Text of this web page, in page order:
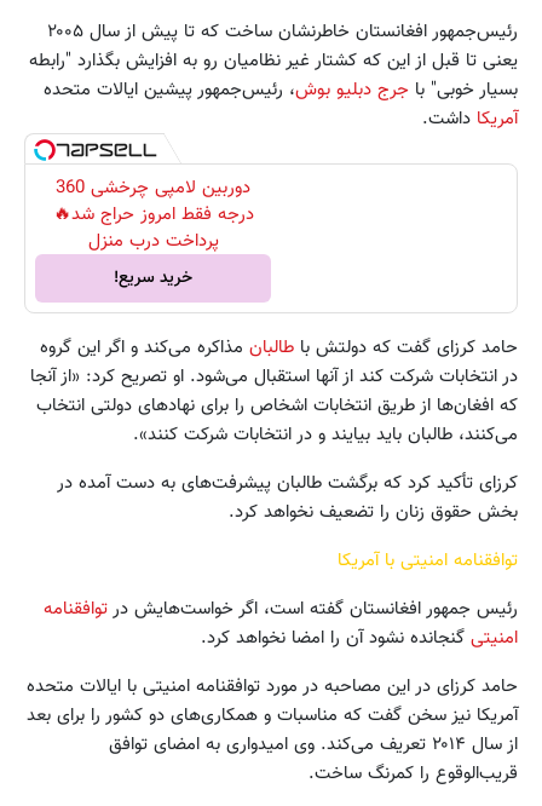
رئیس‌جمهور افغانستان خاطرنشان ساخت که تا پیش از سال ۲۰۰۵
یعنی تا قبل از این که کشتار غیر نظامیان رو به افزایش بگذارد "رابطه
بسیار خوبی" با جرج دبلیو بوش، رئیس‌جمهور پیشین ایالات متحده
آمریکا داشت.
دوربین لامپی چرخشی 360
درجه فقط امروز حراج شد🔥
پرداخت درب منزل
خرید سریع!
حامد کرزای گفت که دولتش با طالبان مذاکره می‌کند و اگر این گروه
در انتخابات شرکت کند از آنها استقبال می‌شود. او تصریح کرد: «از آنجا
که افغان‌ها از طریق انتخابات اشخاص را برای نهادهای دولتی انتخاب
می‌کنند، طالبان باید بیایند و در انتخابات شرکت کنند».
کرزای تأکید کرد که برگشت طالبان پیشرفت‌های به‌ دست آمده در
بخش حقوق زنان را تضعیف نخواهد کرد.
توافقنامه امنیتی با آمریکا
رئیس جمهور افغانستان گفته است، اگر خواست‌‌هایش درتوافقنامه
امنیتی گنجانده نشود آن را امضا نخواهد کرد.
حامد کرزای در این مصاحبه در مورد توافقنامه امنیتی با ایالات متحده
آمریکا نیز سخن گفت که مناسبات و همکاری‌های دو کشور را برای بعد
از سال ۲۰۱۴ تعریف می‌کند. وی امیدواری به امضای توافق
قریب‌الوقوع را کمرنگ ساخت.